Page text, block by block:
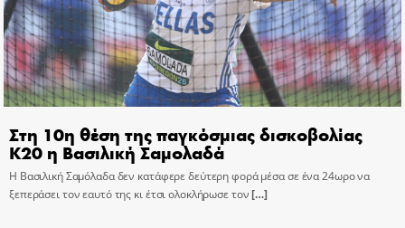
Στη 10η θέση της παγκόσμιας δισκοβολίας
Κ20 η Βασιλική Σαμολαδά
Η Βασιλική Σαμόλαδα δεν κατάφερε δεύτερη φορά μέσα σε ένα 24ωρο να
ξεπεράσει τον εαυτό της κι έτσι ολοκλήρωσε τον[…]